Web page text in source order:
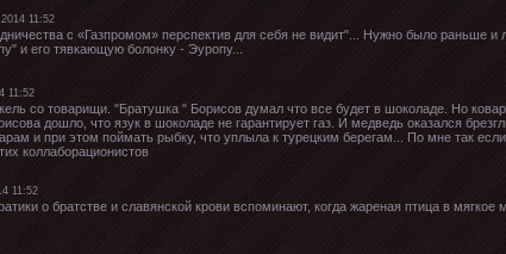
11:52
с «Газпромом» перспектив для себя не видит"... Нужно было раньше
и его тявкающую болонку - Эуропу...
11:52
со товарищи. "Братушка " Борисов думал что все будет в шоколаде. Но
дошло, что язук в шоколаде не гарантирует газ. И медведь оказался
и при этом поймать рыбку, что уплыла к турецким берегам... По мне так
коллаборационистов
11:52
о братстве и славянской крови вспоминают, когда жареная птица в мягкое